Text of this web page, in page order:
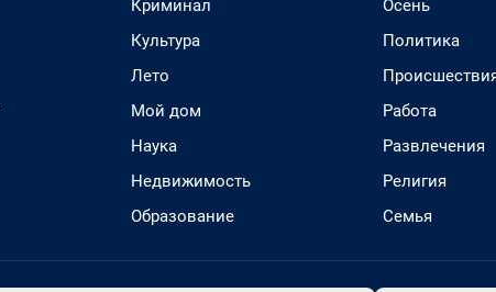
Криминал
Культура
Лето
Мой дом
Наука
Недвижимость
Образование
Осень
Политика
Работа
Развлечения
Религия
Семья